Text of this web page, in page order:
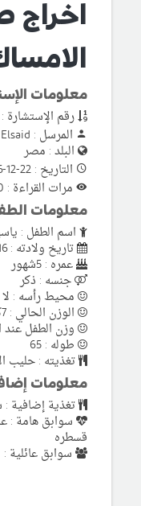
معلومات
رقم الإستشارة :
المرسل : Aya Elsaid
البلد : مصر
التاريخ : 22-12-2016
مرات القراءة : 10540
معلومات
اسم الطفل :
تاريخ ولادته : 30/7/2016
عمره : 5شهور
جنسه : ذكر
محيط رأسه : لا
الوزن الحالي : 7كيلو
وزن الطفل عند
طوله : 65
تغذيته : حليب
معلومات
تغذية إضافية
سوابق هامة :
قسطره
سوابق عائلية :